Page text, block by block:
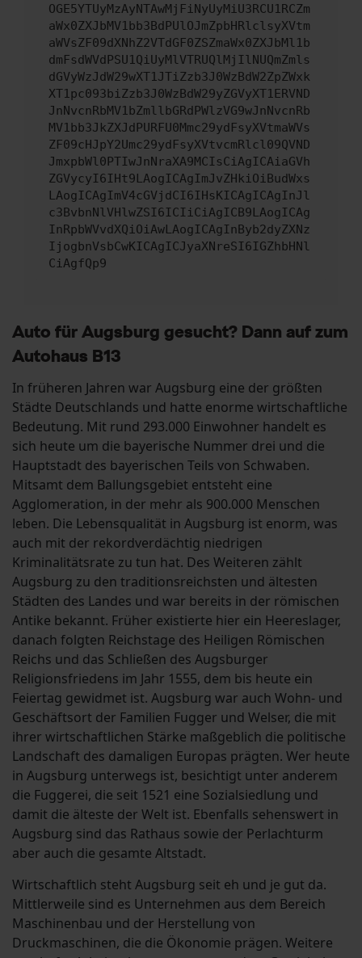
OGE5YTUyMzAyNTAwMjFiNyUyMiU3RCU1RCZm
aWx0ZXJbMV1bb3BdPUlOJmZpbHRlclsyXVtm
aWVsZF09dXNhZ2VTdGF0ZSZmaWx0ZXJbMl1b
dmFsdWVdPSU1QiUyMlVTRUQlMjIlNUQmZmls
dGVyWzJdW29wXT1JTiZzb3J0WzBdW2ZpZWxk
XT1pc093biZzb3J0WzBdW29yZGVyXT1ERVND
JnNvcnRbMV1bZmllbGRdPWlzVG9wJnNvcnRb
MV1bb3JkZXJdPURFU0Mmc29ydFsyXVtmaWVs
ZF09cHJpY2Umc29ydFsyXVtvcmRlcl09QVND
JmxpbWl0PTIwJnNraXA9MCIsCiAgICAiaGVh
ZGVycyI6IHt9LAogICAgImJvZHkiOiBudWxs
LAogICAgImV4cGVjdCI6IHsKICAgICAgInJl
c3BvbnNlVHlwZSI6ICIiCiAgICB9LAogICAg
InRpbWVvdXQiOiAwLAogICAgInByb2dyZXNz
IjogbnVsbCwKICAgICJyaXNreSI6IGZhbHNl
CiAgfQp9
Auto für Augsburg gesucht? Dann auf zum
Autohaus B13
In früheren Jahren war Augsburg eine der größten
Städte Deutschlands und hatte enorme wirtschaftliche
Bedeutung. Mit rund 293.000 Einwohner handelt es
sich heute um die bayerische Nummer drei und die
Hauptstadt des bayerischen Teils von Schwaben.
Mitsamt dem Ballungsgebiet entsteht eine
Agglomeration, in der mehr als 900.000 Menschen
leben. Die Lebensqualität in Augsburg ist enorm, was
auch mit der rekordverdächtig niedrigen
Kriminalitätsrate zu tun hat. Des Weiteren zählt
Augsburg zu den traditionsreichsten und ältesten
Städten des Landes und war bereits in der römischen
Antike bekannt. Früher existierte hier ein Heereslager,
danach folgten Reichstage des Heiligen Römischen
Reichs und das Schließen des Augsburger
Religionsfriedens im Jahr 1555, dem bis heute ein
Feiertag gewidmet ist. Augsburg war auch Wohn- und
Geschäftsort der Familien Fugger und Welser, die mit
ihrer wirtschaftlichen Stärke maßgeblich die politische
Landschaft des damaligen Europas prägten. Wer heute
in Augsburg unterwegs ist, besichtigt unter anderem
die Fuggerei, die seit 1521 eine Sozialsiedlung und
damit die älteste der Welt ist. Ebenfalls sehenswert in
Augsburg sind das Rathaus sowie der Perlachturm
aber auch die gesamte Altstadt.
Wirtschaftlich steht Augsburg seit eh und je gut da.
Mittlerweile sind es Unternehmen aus dem Bereich
Maschinenbau und der Herstellung von
Druckmaschinen, die die Ökonomie prägen. Weitere